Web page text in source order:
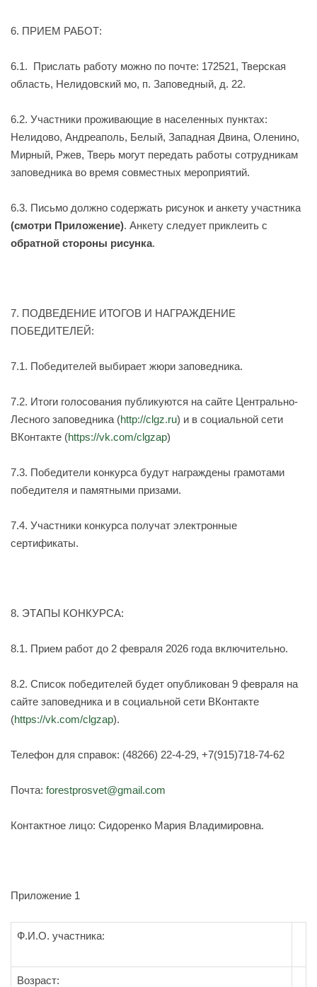
6. ПРИЕМ РАБОТ:
6.1. Прислать работу можно по почте: 172521, Тверская
область, Нелидовский мо, п. Заповедный, д. 22.
6.2. Участники проживающие в населенных пунктах:
Нелидово, Андреаполь, Белый, Западная Двина, Оленино,
Мирный, Ржев, Тверь могут передать работы сотрудникам
заповедника во время совместных мероприятий.
6.3. Письмо должно содержать рисунок и анкету участника
(смотри Приложение). Анкету следует приклеить с
обратной стороны рисунка.
7. ПОДВЕДЕНИЕ ИТОГОВ И НАГРАЖДЕНИЕ
ПОБЕДИТЕЛЕЙ:
7.1. Победителей выбирает жюри заповедника.
7.2. Итоги голосования публикуются на сайте Центрально-
Лесного заповедника (http://clgz.ru) и в социальной сети
ВКонтакте (https://vk.com/clgzap)
7.3. Победители конкурса будут награждены грамотами
победителя и памятными призами.
7.4. Участники конкурса получат электронные
сертификаты.
8. ЭТАПЫ КОНКУРСА:
8.1. Прием работ до 2 февраля 2026 года включительно.
8.2. Список победителей будет опубликован 9 февраля на
сайте заповедника и в социальной сети ВКонтакте
(https://vk.com/clgzap).
Телефон для справок: (48266) 22-4-29, +7(915)718-74-62
Почта: forestprosvet@gmail.com
Контактное лицо: Сидоренко Мария Владимировна.
Приложение 1
Ф.И.О. участника:
Возраст: